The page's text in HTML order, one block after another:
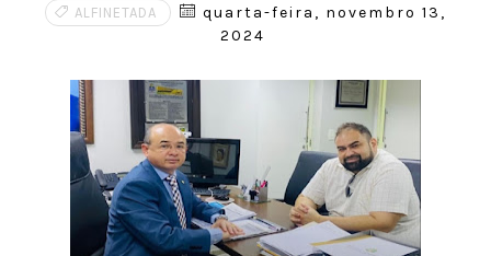
ALFINETADA
quarta-feira, novembro 13,
2024